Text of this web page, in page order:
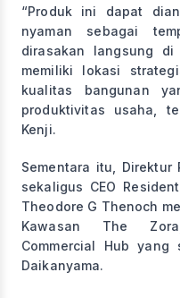
“Produk ini dapat
nyaman sebagai
dirasakan langsung
memiliki lokasi
kualitas bangunan
produktivitas usaha,
Kenji.
Sementara itu, Direktur
sekaligus CEO
Theodore G Thenoch
Kawasan The
Commercial Hub
Daikanyama.